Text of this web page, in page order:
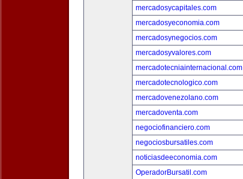
mercadosycapitales.com
mercadosyeconomia.com
mercadosynegocios.com
mercadosyvalores.com
mercadotecniainternacional.com
mercadotecnologico.com
mercadovenezolano.com
mercadoventa.com
negociofinanciero.com
negociosbursatiles.com
noticiasdeeconomia.com
OperadorBursatil.com